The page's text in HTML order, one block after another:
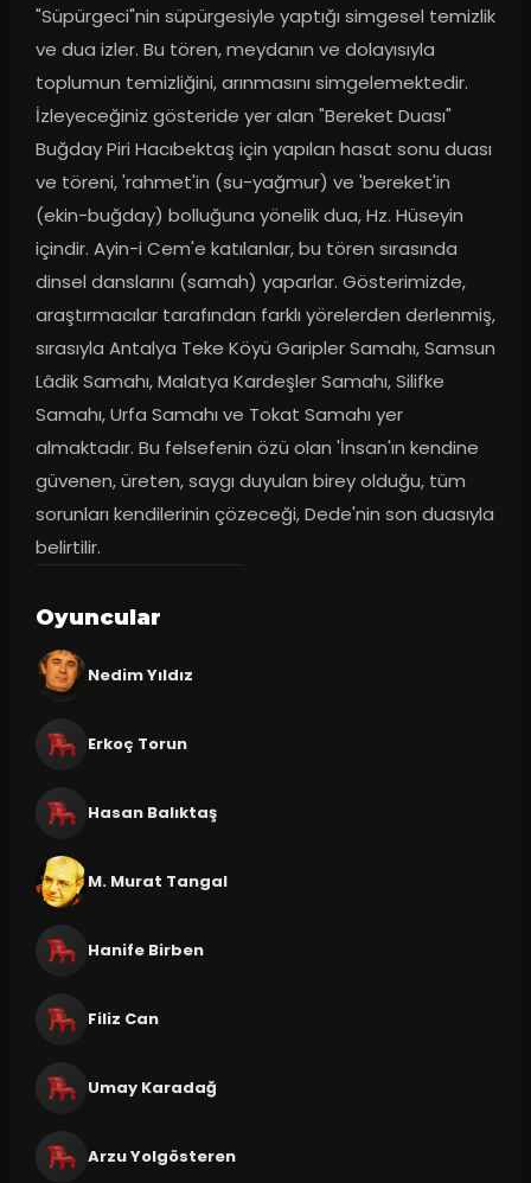
"Süpürgeci"nin süpürgesiyle yaptığı simgesel temizlik
ve dua izler. Bu tören, meydanın ve dolayısıyla
toplumun temizliğini, arınmasını simgelemektedir.
İzleyeceğiniz gösteride yer alan "Bereket Duası"
Buğday Piri Hacıbektaş için yapılan hasat sonu duası
ve töreni, 'rahmet'in (su-yağmur) ve 'bereket'in
(ekin-buğday) bolluğuna yönelik dua, Hz. Hüseyin
içindir. Ayin-i Cem'e katılanlar, bu tören sırasında
dinsel danslarını (samah) yaparlar. Gösterimizde,
araştırmacılar tarafından farklı yörelerden derlenmiş,
sırasıyla Antalya Teke Köyü Garipler Samahı, Samsun
Lâdik Samahı, Malatya Kardeşler Samahı, Silifke
Samahı, Urfa Samahı ve Tokat Samahı yer
almaktadır. Bu felsefenin özü olan 'İnsan'ın kendine
güvenen, üreten, saygı duyulan birey olduğu, tüm
sorunları kendilerinin çözeceği, Dede'nin son duasıyla
belirtilir.
Oyuncular
Nedim Yıldız
Erkoç Torun
Hasan Balıktaş
M. Murat Tangal
Hanife Birben
Filiz Can
Umay Karadağ
Arzu Yolgösteren